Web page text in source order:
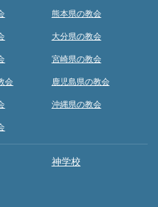
会
熊本県の教会
大分県の教会
宮崎県の教会
鹿児島県の教会
沖縄県の教会
神学校